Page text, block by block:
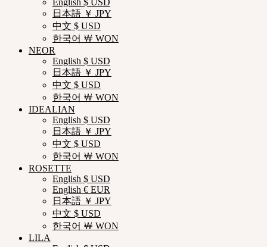
日本語 ￥ JPY
中文 $ USD
한국어 ￦ WON
NEOR
English $ USD
日本語 ￥ JPY
中文 $ USD
한국어 ￦ WON
IDEALIAN
English $ USD
日本語 ￥ JPY
中文 $ USD
한국어 ￦ WON
ROSETTE
English $ USD
English € EUR
日本語 ￥ JPY
中文 $ USD
한국어 ￦ WON
LILA